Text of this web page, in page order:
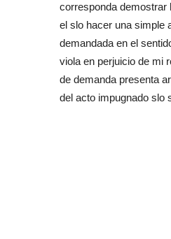
corresponda demostrar
el slo hacer una simple
demandada en el
viola en perjuicio de mi
de demanda presenta
del acto impugnado slo